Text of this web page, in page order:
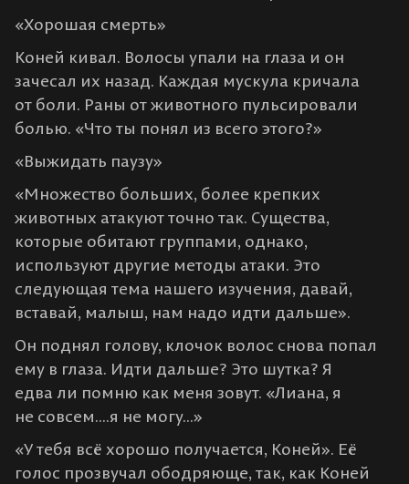
«Хорошая смерть»
Коней кивал. Волосы упали на глаза и он
зачесал их назад. Каждая мускула кричала
от боли. Раны от животного пульсировали
болью. «Что ты понял из всего этого?»
«Выжидать паузу»
«Множество больших, более крепких
животных атакуют точно так. Существа,
которые обитают группами, однако,
используют другие методы атаки. Это
следующая тема нашего изучения, давай,
вставай, малыш, нам надо идти дальше».
Он поднял голову, клочок волос снова попал
ему в глаза. Идти дальше? Это шутка? Я
едва ли помню как меня зовут. «Лиана, я
не совсем....я не могу...»
«У тебя всё хорошо получается, Коней». Её
голос прозвучал ободряюще, так, как Коней